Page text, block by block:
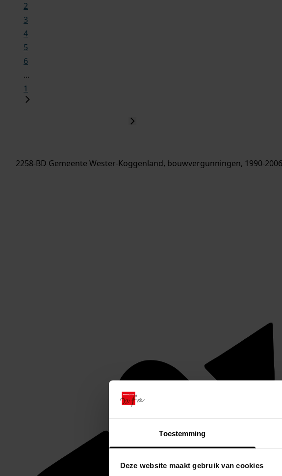
Toestemming
Deze website maakt gebruik van cookies
2
3
4
5
6
...
1
2258-BD Gemeente Wester-Koggenland, bouwvergunningen, 1990-2006